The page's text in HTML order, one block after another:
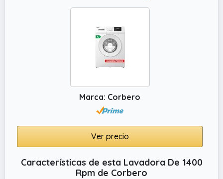
Marca: Corbero
Ver precio
Características de esta Lavadora De 1400
Rpm de Corbero